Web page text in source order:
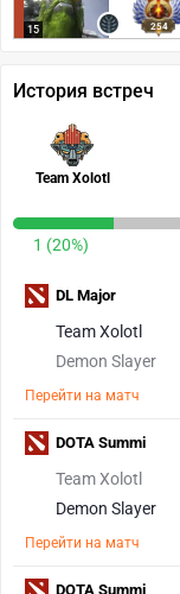
15 254
История встреч
Team Xolotl
1 (20%)
Team Xolotl
Demon Slayer
Перейти на матч
DL Major
Team Xolotl
Demon Slayer
Перейти на матч
DOTA Summi
DOTA Summi